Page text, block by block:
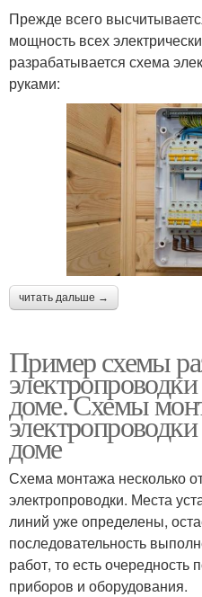
Прежде всего
мощность всех
разрабатывается схема
руками:
читать дальше →
Пример схемы
доме. Схемы
доме
Схема монтажа несколько
электропроводки. Места
линий уже определены,
последовательность
работ, то есть
приборов и оборудования.